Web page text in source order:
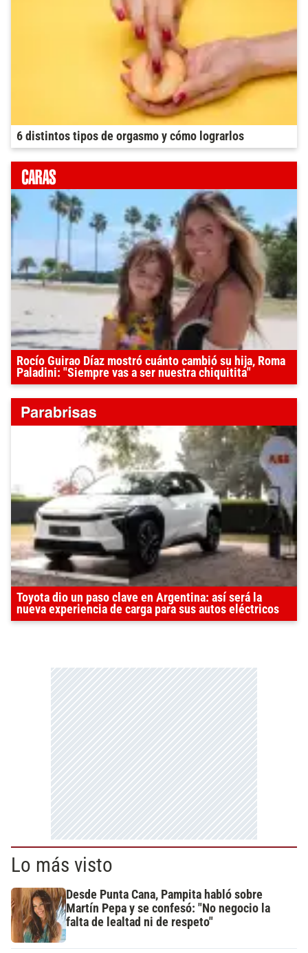
6 distintos tipos de orgasmo y cómo lograrlos
Rocío Guirao Díaz mostró cuánto cambió su hija, Roma
Paladini: "Siempre vas a ser nuestra chiquitita"
Toyota dio un paso clave en Argentina: así será la
nueva experiencia de carga para sus autos eléctricos
Lo más visto
Desde Punta Cana, Pampita habló sobre
Martín Pepa y se confesó: "No negocio la
falta de lealtad ni de respeto"